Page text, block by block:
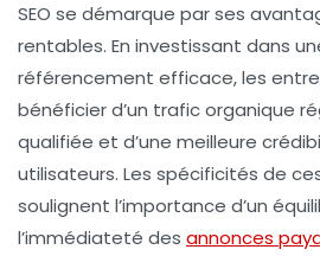
SEO se démarque par ses
rentables. En investissant dans
référencement efficace, les
bénéficier d’un trafic organique
qualifiée et d’une meilleure
utilisateurs. Les spécificités de
soulignent l’importance d’un
l’immédiateté des annonces